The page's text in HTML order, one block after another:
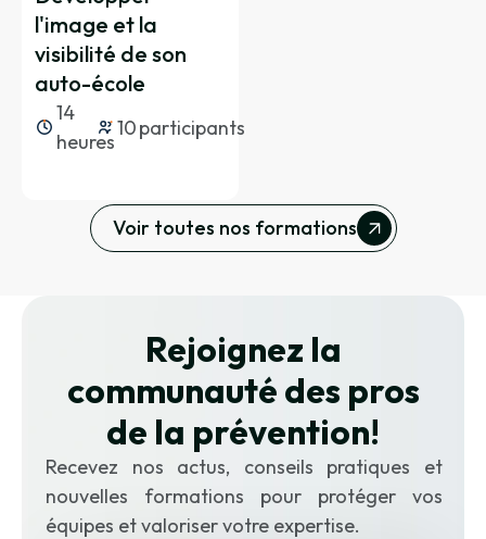
Les caractéristiques d’une
formation pour adulte
Les spécificités de la formation pour
Les éléments facilitant
L’animation d’un groupe en
formation
formateur
La communication en groupe
La gestion du groupe et des
dysfonctionnements
Les questions
Les outils et techniques
pédagogiques
l'image et la
visibilité de son
auto-école
14
heures
10participants
Voir toutes nos formations
Rejoignez la
communauté des pros
de la prévention!
Recevez nos actus, conseils pratiques et
nouvelles formations pour protéger vos
équipes et valoriser votre expertise.